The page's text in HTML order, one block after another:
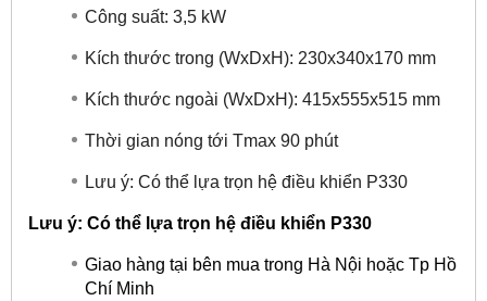
Công suất: 3,5 kW
Kích thước trong (WxDxH): 230x340x170 mm
Kích thước ngoài (WxDxH): 415x555x515 mm
Thời gian nóng tới Tmax 90 phút
Lưu ý: Có thể lựa trọn hệ điều khiển P330
Lưu ý: Có thể lựa trọn hệ điều khiển P330
Giao hàng tại bên mua trong Hà Nội hoặc Tp Hồ
Chí Minh